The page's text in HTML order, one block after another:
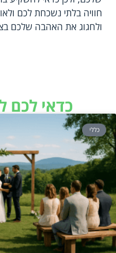
חוויה בלתי נשכחת לכם
ולחגוג את האהבה שלכם
כדאי לכם
כללי